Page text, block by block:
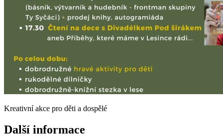
Kreativní akce pro děti a dospělé
Další informace